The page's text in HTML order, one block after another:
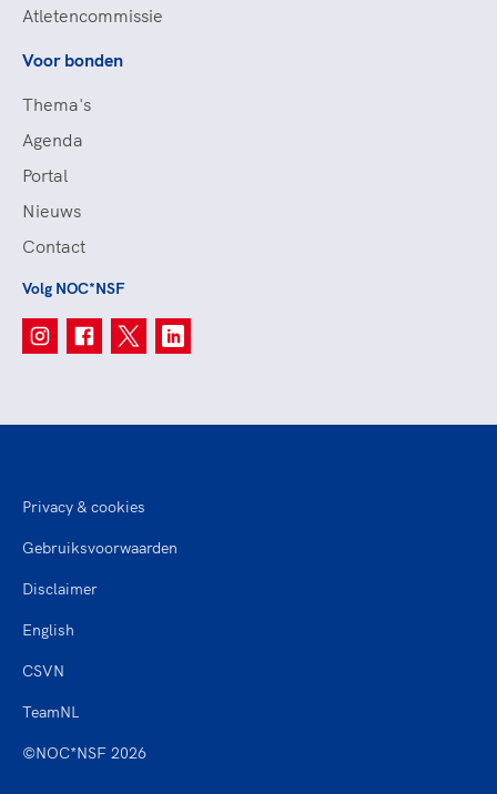
Atletencommissie
Voor bonden
Thema's
Agenda
Portal
Nieuws
Contact
Volg NOC*NSF
©NOC*NSF 2026
Privacy & cookies
Gebruiksvoorwaarden
Disclaimer
English
CSVN
TeamNL